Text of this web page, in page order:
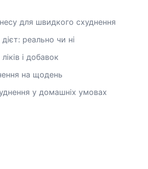
для швидкого схуднення
реально чи ні
і добавок
на щодень
у домашніх умовах